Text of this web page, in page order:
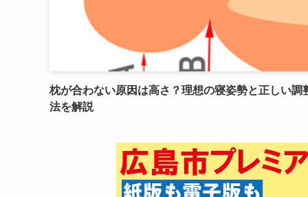
枕が合わない原因は高さ？理想の寝姿勢と正しい調
法を解説